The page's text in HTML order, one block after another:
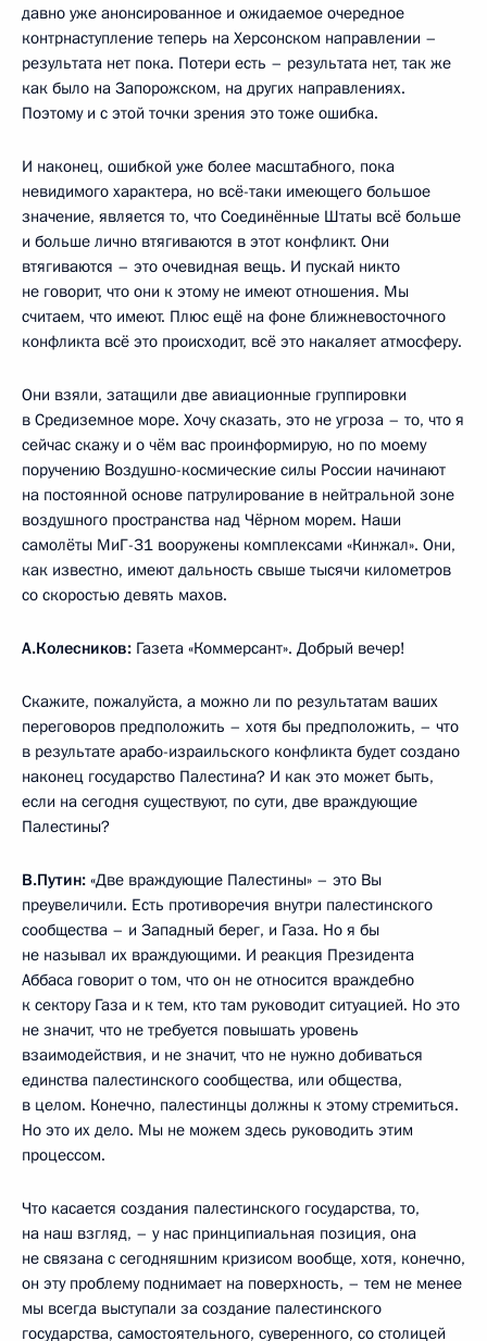
давно уже анонсированное и ожидаемое очередное
контрнаступление теперь на Херсонском направлении –
результата нет пока. Потери есть – результата нет, так же
как было на Запорожском, на других направлениях.
Поэтому и с этой точки зрения это тоже ошибка.
И наконец, ошибкой уже более масштабного, пока
невидимого характера, но всё-таки имеющего большое
значение, является то, что Соединённые Штаты всё больше
и больше лично втягиваются в этот конфликт. Они
втягиваются – это очевидная вещь. И пускай никто
не говорит, что они к этому не имеют отношения. Мы
считаем, что имеют. Плюс ещё на фоне ближневосточного
конфликта всё это происходит, всё это накаляет атмосферу.
Они взяли, затащили две авиационные группировки
в Средиземное море. Хочу сказать, это не угроза – то, что я
сейчас скажу и о чём вас проинформирую, но по моему
поручению Воздушно-космические силы России начинают
на постоянной основе патрулирование в нейтральной зоне
воздушного пространства над Чёрном морем. Наши
самолёты МиГ-31 вооружены комплексами «Кинжал». Они,
как известно, имеют дальность свыше тысячи километров
со скоростью девять махов.
А.Колесников: Газета «Коммерсант». Добрый вечер!
Скажите, пожалуйста, а можно ли по результатам ваших
переговоров предположить – хотя бы предположить, – что
в результате арабо-израильского конфликта будет создано
наконец государство Палестина? И как это может быть,
если на сегодня существуют, по сути, две враждующие
Палестины?
В.Путин: «Две враждующие Палестины» – это Вы
преувеличили. Есть противоречия внутри палестинского
сообщества – и Западный берег, и Газа. Но я бы
не называл их враждующими. И реакция Президента
Аббаса говорит о том, что он не относится враждебно
к сектору Газа и к тем, кто там руководит ситуацией. Но это
не значит, что не требуется повышать уровень
взаимодействия, и не значит, что не нужно добиваться
единства палестинского сообщества, или общества,
в целом. Конечно, палестинцы должны к этому стремиться.
Но это их дело. Мы не можем здесь руководить этим
процессом.
Что касается создания палестинского государства, то,
на наш взгляд, – у нас принципиальная позиция, она
не связана с сегодняшним кризисом вообще, хотя, конечно,
он эту проблему поднимает на поверхность, – тем не менее
мы всегда выступали за создание палестинского
государства, самостоятельного, суверенного, со столицей